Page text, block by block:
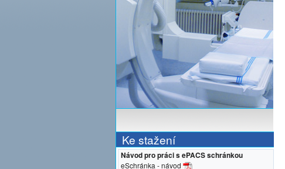
Ke stažení
Návod pro práci s ePACS schránkou
eSchránka - návod